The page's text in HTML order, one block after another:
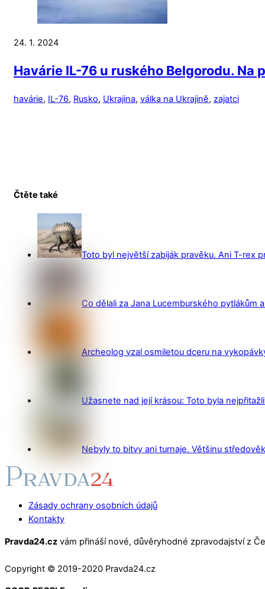
24. 1. 2024
Havárie IL-76 u ruského Belgorodu.
havárie, IL-76, Rusko, Ukrajina, válka na Ukrajině, zajatci
Čtěte také
Toto byl největší zabiják pravěku. Ani T-rex
Co dělali za Jana Lucemburského pytlákům
Archeolog vzal osmiletou dceru na
Užasnete nad její krásou: Toto byla
Nebyly to bitvy ani turnaje. Většinu
Zásady ochrany osobních údajů
Kontakty
Pravda24.cz vám přináší nové, důvěryhodné zpravodajství z
Copyright © 2019-2020 Pravda24.cz